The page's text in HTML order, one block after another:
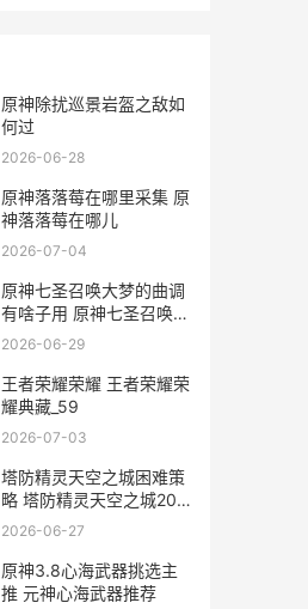
原神除扰巡景岩盔之敌如
何过
2026-06-28
原神落落莓在哪里采集 原
神落落莓在哪儿
2026-07-04
原神七圣召唤大梦的曲调
有啥子用 原神七圣召唤大
概有多少玩家
2026-06-29
王者荣耀荣耀 王者荣耀荣
耀典藏_59
2026-07-03
塔防精灵天空之城困难策
略 塔防精灵天空之城20
关攻略
2026-06-27
原神3.8心海武器挑选主
推 元神心海武器推荐